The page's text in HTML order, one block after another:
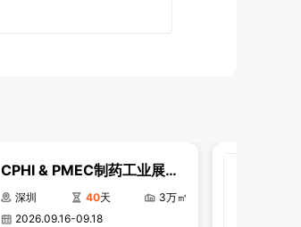
CPHI & PMEC制药工业展
（深圳）
深圳 40天
3万㎡
2026.09.16-09.18